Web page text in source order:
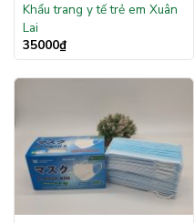
Khẩu trang y tế trẻ em Xuân
Lai
35000₫